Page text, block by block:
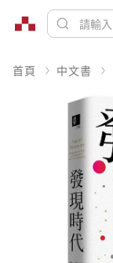
首頁 中文書